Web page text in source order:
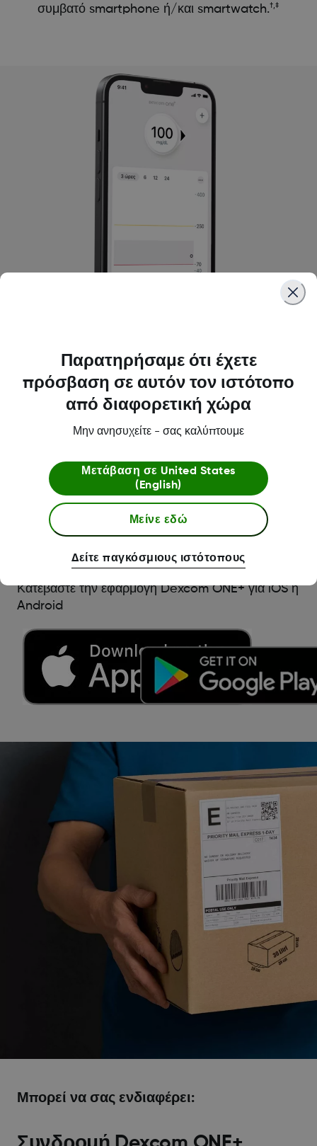
συμβατό smartphone ή/και smartwatch.†,‡
Η συμβατότητα του Smartphone
Προκειμένου να χρησιμοποιήσετε την εφαρμογή
Dexcom ONE+, πρέπει πρώτα να βεβαιωθείτε ότι το
μοντέλο και το λειτουργικό σύστημα του smartphone
σας είναι συμβατά με την εφαρμογή μας.
Έλεγχος συμβατότητας smartphone
​​​Κατεβάστε την εφαρμογή Dexcom ONE+ για iOS ή
Android
Μπορεί να σας ενδιαφέρει:
Παρατηρήσαμε ότι έχετε
πρόσβαση σε αυτόν τον ιστότοπο
από διαφορετική χώρα
Μην ανησυχείτε - σας καλύπτουμε
Μετάβαση σε United States
(English)
Μείνε εδώ
Δείτε παγκόσμιους ιστότοπους